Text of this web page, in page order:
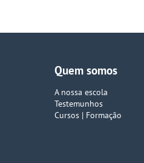
Quem somos
A nossa escola
Testemunhos
Cursos | Formação